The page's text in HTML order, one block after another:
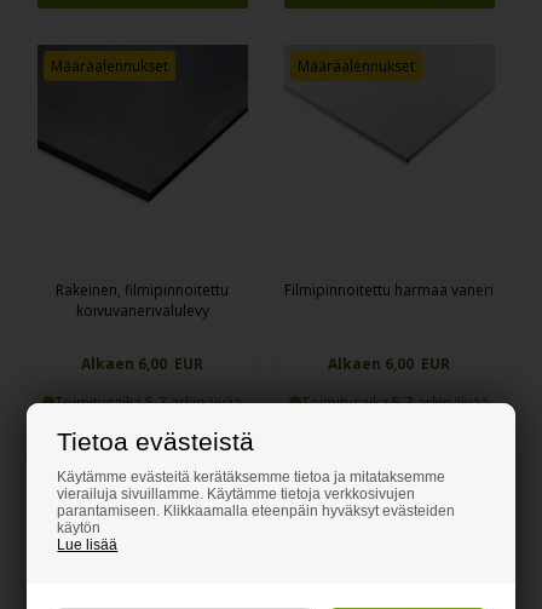
Tietoa evästeistä
Käytämme evästeitä kerätäksemme tietoa ja mitataksemme
vierailuja sivuillamme. Käytämme tietoja verkkosivujen
parantamiseen. Klikkaamalla eteenpäin hyväksyt evästeiden
käytön
Lue lisää
Määräalennukset
Rakeinen, filmipinnoitettu
koivuvanerivalulevy
Alkaen 6,00 EUR
Toimitusaika 5-7 arkipäivää
Tilaa täältä
Määräalennukset
Filmipinnoitettu harmaa vaneri
Alkaen 6,00 EUR
Toimitusaika 5-7 arkipäivää
Määräalennukset Määräalennukset